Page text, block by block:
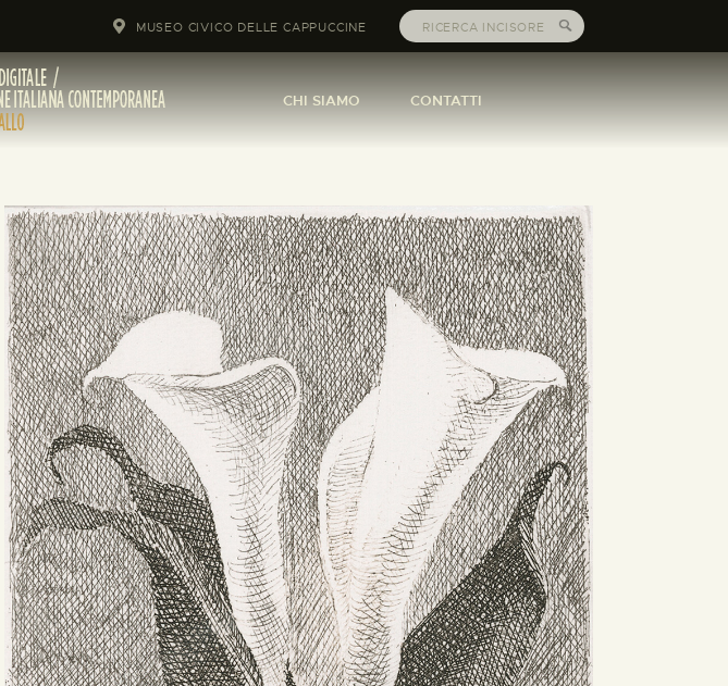
MUSEO CIVICO DELLE CAPPUCCINE
CHI SIAMO CONTATTI